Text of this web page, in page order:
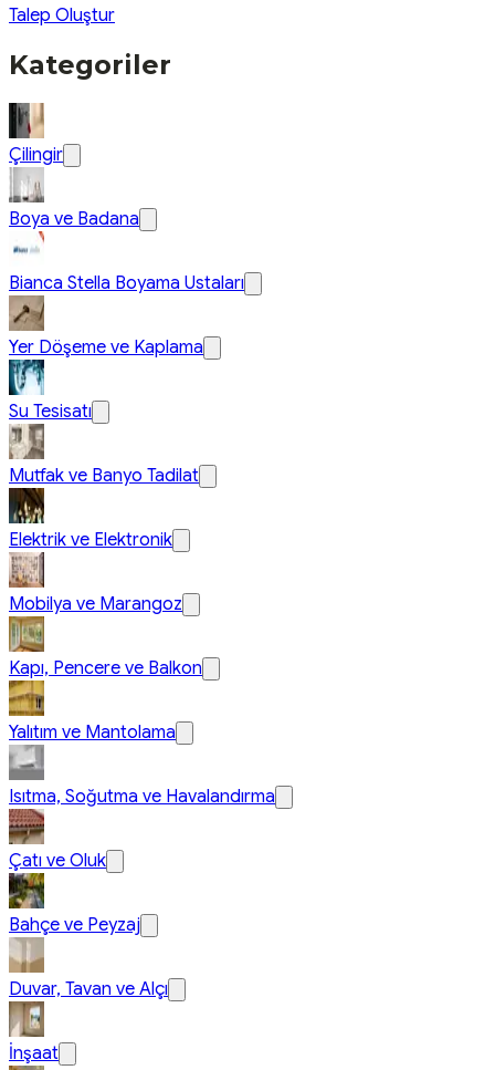
Talep Oluştur
Kategoriler
Çilingir
Boya ve Badana
Bianca Stella Boyama Ustaları
Yer Döşeme ve Kaplama
Su Tesisatı
Mutfak ve Banyo Tadilat
Elektrik ve Elektronik
Mobilya ve Marangoz
Kapı, Pencere ve Balkon
Yalıtım ve Mantolama
Isıtma, Soğutma ve Havalandırma
Çatı ve Oluk
Bahçe ve Peyzaj
Duvar, Tavan ve Alçı
İnşaat